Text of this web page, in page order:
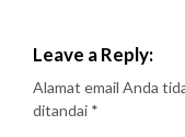
Leave a Reply:
Alamat email Anda
ditandai *